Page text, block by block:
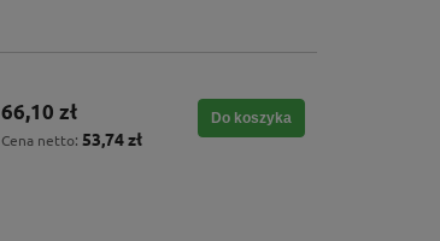
66,10 zł
Cena netto:53,74 zł
Do koszyka